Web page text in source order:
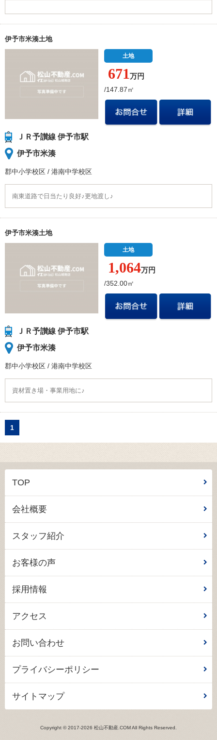
伊予市米湊土地
土地
671万円
/147.87㎡
ＪＲ予讃線 伊予市駅
伊予市米湊
郡中小学校区 / 港南中学校区
南東道路で日当たり良好♪更地渡し♪
伊予市米湊土地
土地
1,064万円
/352.00㎡
ＪＲ予讃線 伊予市駅
伊予市米湊
郡中小学校区 / 港南中学校区
資材置き場・事業用地に♪
1
TOP
会社概要
スタッフ紹介
お客様の声
採用情報
アクセス
お問い合わせ
プライバシーポリシー
サイトマップ
Copyright © 2017-2026 松山不動産.COM All Rights Reserved.